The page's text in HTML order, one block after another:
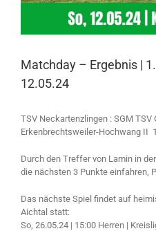
Matchday – Ergebnis |
12.05.24
TSV Neckartenzlingen : SGM TSV
Erkenbrechtsweiler-Hochwang II
Durch den Treffer von Lamin in
die nächsten 3 Punkte einfahren,
Das nächste Spiel findet auf
Aichtal statt:
So, 26.05.24 | 15:00 Herren |